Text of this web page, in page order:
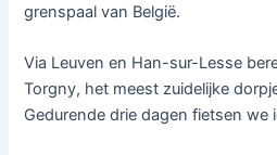
grenspaal van België.
Via Leuven en Han-sur-Lesse
Torgny, het meest zuidelijke
Gedurende drie dagen fietsen we